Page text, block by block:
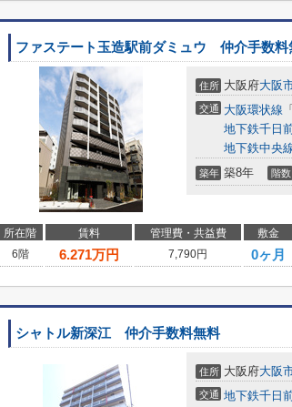
ファステート玉造駅前ダミュウ 仲介手数料
住所 大阪府大阪
交通 大阪環状線 「
地下鉄千日
地下鉄中央
築年 築8年 階数
所在階 賃料 管理費・共益費 敷金
6階
6.271万円 7,790円 0ヶ月
シャトル新深江 仲介手数料無料
住所 大阪府大阪
交通 地下鉄千日